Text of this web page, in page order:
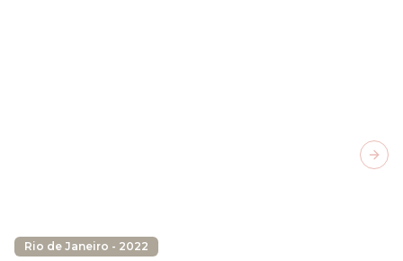
Rio de Janeiro - 2022